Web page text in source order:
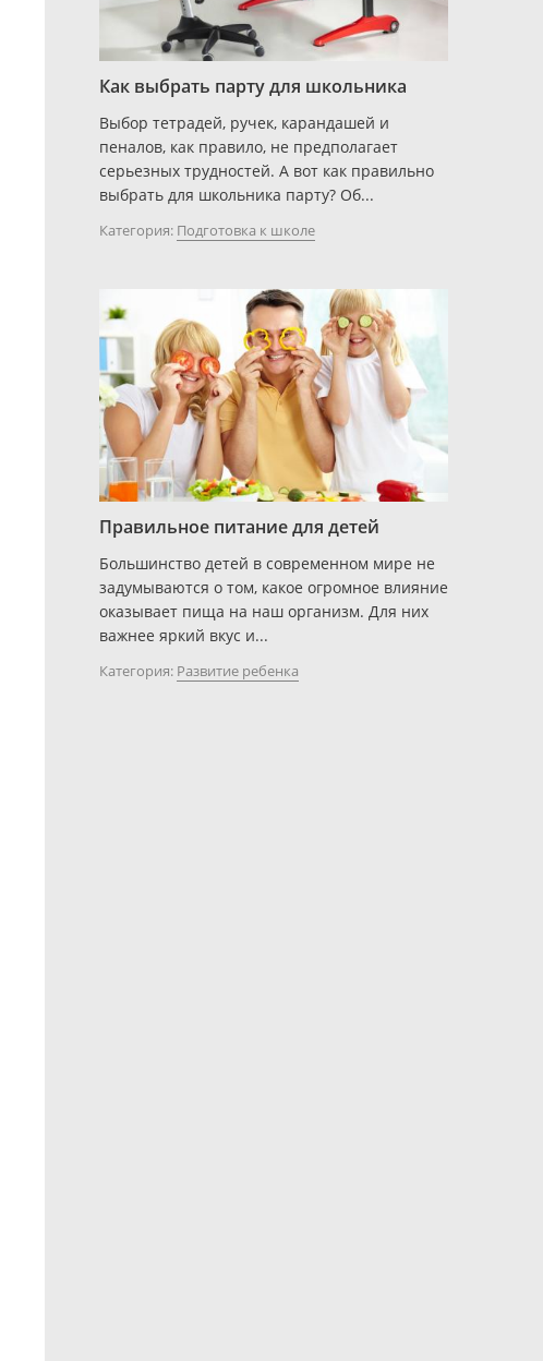
Как выбрать парту для школьника
Выбор тетрадей, ручек, карандашей и
пеналов, как правило, не предполагает
серьезных трудностей. А вот как правильно
выбрать для школьника парту? Об...
Категория: Подготовка к школе
Правильное питание для детей
Большинство детей в современном мире не
задумываются о том, какое огромное влияние
оказывает пища на наш организм. Для них
важнее яркий вкус и...
Категория: Развитие ребенка